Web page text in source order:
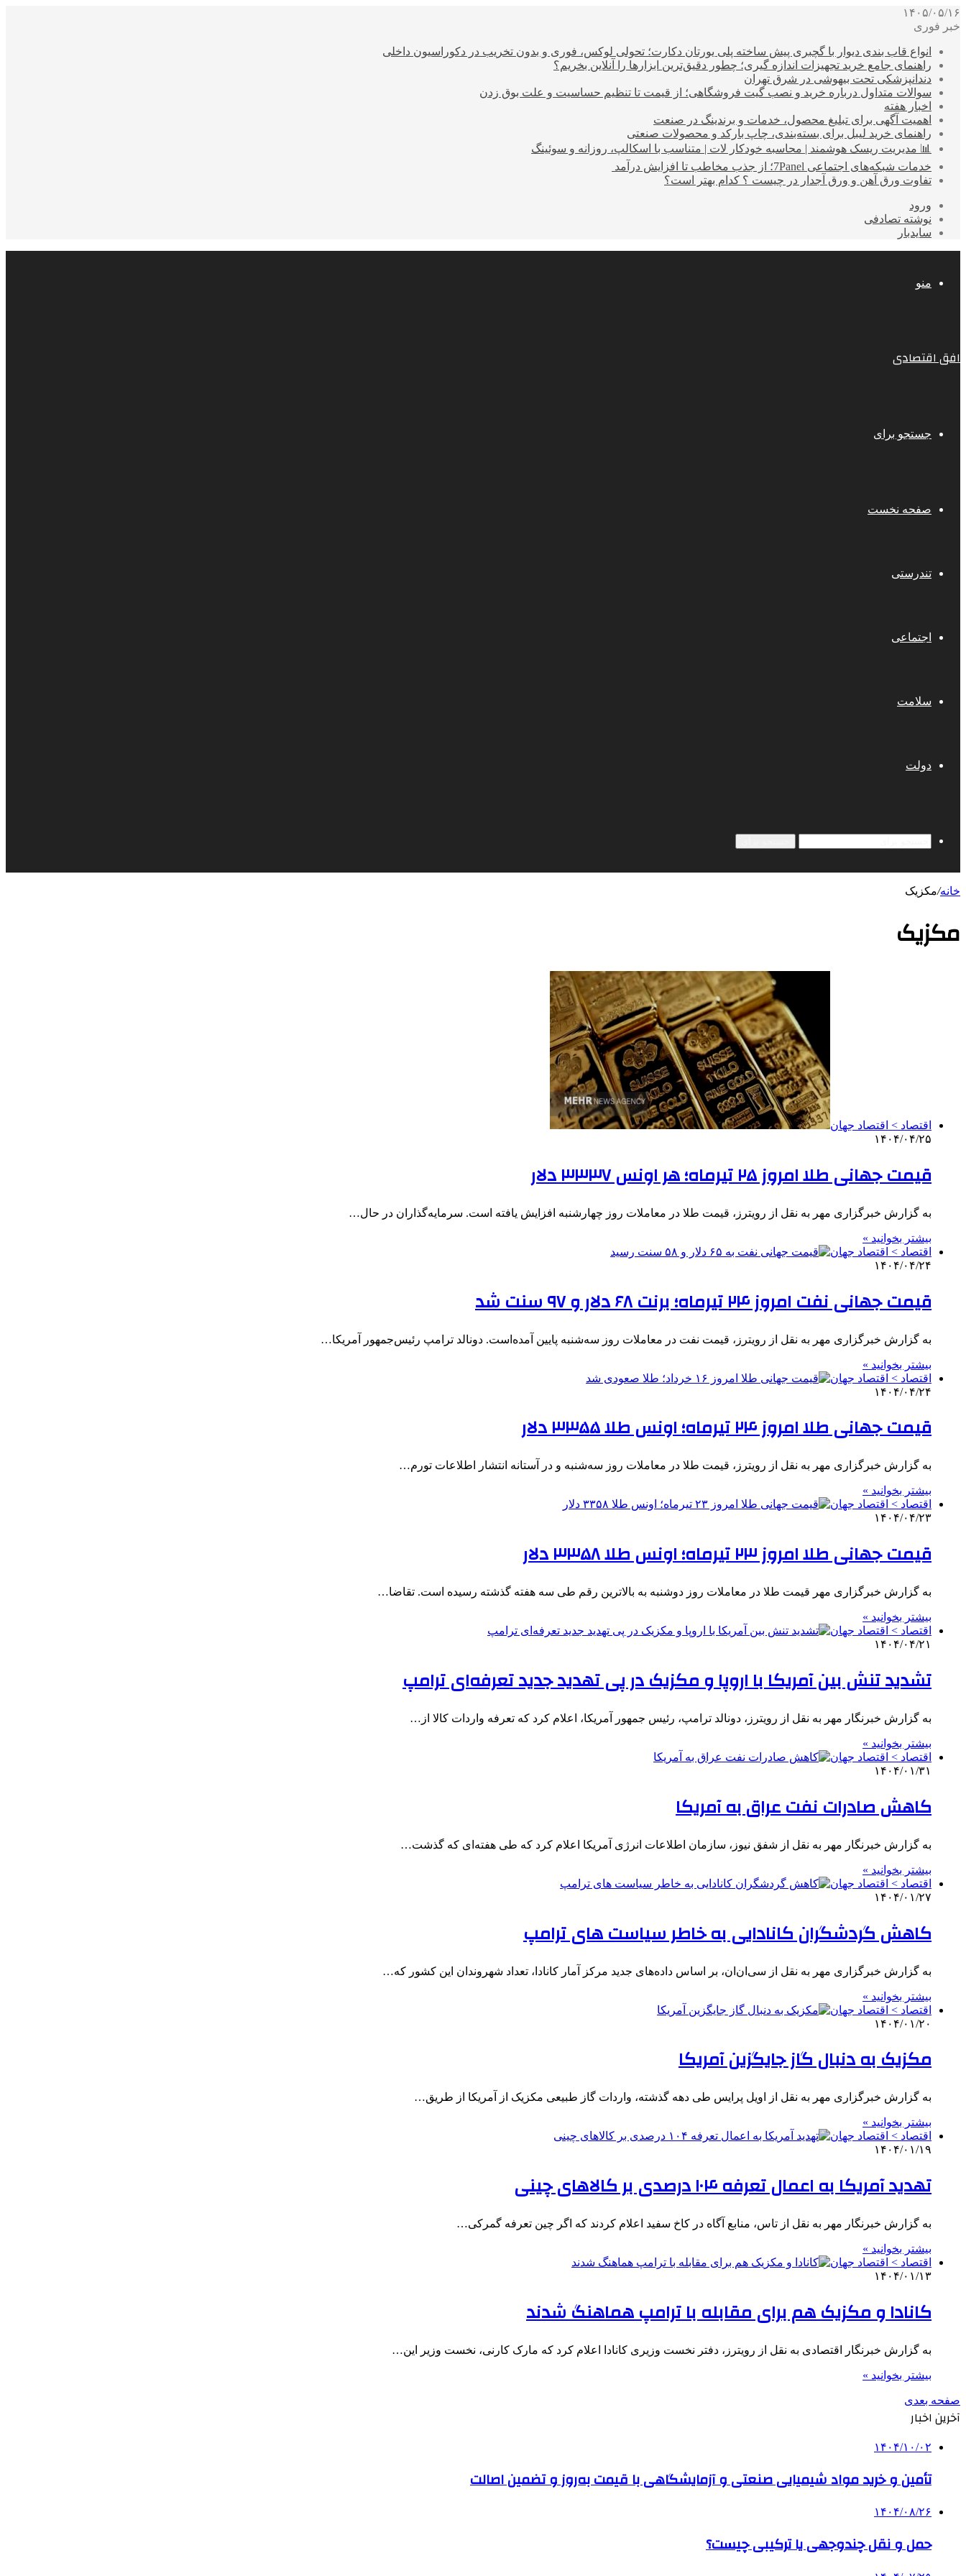
۱۴۰۵/۰۵/۱۶
خبر فوری
انواع قاب بندی دیوار با گچبری پیش ساخته پلی یورتان دکارت؛ تحولی لوکس، فوری و بدون تخریب در دکوراسیون داخلی
راهنمای جامع خرید تجهیزات اندازه گیری؛ چطور دقیق‌ترین ابزارها را آنلاین بخریم؟
دندانپزشکی تحت بیهوشی در شرق تهران
سوالات متداول درباره خرید و نصب گیت فروشگاهی؛ از قیمت تا تنظیم حساسیت و علت بوق زدن
اخبار هفته
اهمیت آگهی برای تبلیغ محصول، خدمات و برندینگ در صنعت
راهنمای خرید لیبل برای بسته‌بندی، چاپ بارکد و محصولات صنعتی
📊 مدیریت ریسک هوشمند | محاسبه خودکار لات | متناسب با اسکالپ، روزانه و سوئینگ
خدمات شبکه‌های اجتماعی 7Panel؛ از جذب مخاطب تا افزایش درآمد
تفاوت ورق آهن و ورق آجدار در چیست ؟ کدام بهتر است؟
ورود
نوشته تصادفی
سایدبار
منو
افق اقتصادی
جستجو برای
صفحه نخست
تندرستی
اجتماعی
سلامت
دولت
خانه/مکزیک
مکزیک
اقتصاد > اقتصاد جهان
۱۴۰۴/۰۴/۲۵
قیمت جهانی طلا امروز ۲۵ تیرماه؛ هر اونس ۳۳۳۷ دلار
به گزارش خبرگزاری مهر به نقل از رویترز، قیمت طلا در معاملات روز چهارشنبه افزایش یافته است. سرمایه‌گذاران در حال…
بیشتر بخوانید »
اقتصاد > اقتصاد جهان
۱۴۰۴/۰۴/۲۴
قیمت جهانی نفت امروز ۲۴ تیرماه؛ برنت ۶۸ دلار و ۹۷ سنت شد
به گزارش خبرگزاری مهر به نقل از رویترز، قیمت نفت در معاملات روز سه‌شنبه پایین آمده‌است. دونالد ترامپ رئیس‌جمهور آمریکا…
بیشتر بخوانید »
اقتصاد > اقتصاد جهان
۱۴۰۴/۰۴/۲۴
قیمت جهانی طلا امروز ۲۴ تیرماه؛ اونس طلا ۳۳۵۵ دلار
به گزارش خبرگزاری مهر به نقل از رویترز، قیمت طلا در معاملات روز سه‌شنبه و در آستانه انتشار اطلاعات تورم…
بیشتر بخوانید »
اقتصاد > اقتصاد جهان
۱۴۰۴/۰۴/۲۳
قیمت جهانی طلا امروز ۲۳ تیرماه؛ اونس طلا ۳۳۵۸ دلار
به گزارش خبرگزاری مهر قیمت طلا در معاملات روز دوشنبه به بالاترین رقم طی سه هفته گذشته رسیده است. تقاضا…
بیشتر بخوانید »
اقتصاد > اقتصاد جهان
۱۴۰۴/۰۴/۲۱
تشدید تنش بین آمریکا با اروپا و مکزیک در پی تهدید جدید تعرفه‌ای ترامپ
به گزارش خبرنگار مهر به نقل از رویترز، دونالد ترامپ، رئیس جمهور آمریکا، اعلام کرد که تعرفه واردات کالا از…
بیشتر بخوانید »
اقتصاد > اقتصاد جهان
۱۴۰۴/۰۱/۳۱
کاهش صادرات نفت عراق به آمریکا
به گزارش خبرنگار مهر به نقل از شفق نیوز، سازمان اطلاعات انرژی آمریکا اعلام کرد که طی هفته‌ای که گذشت…
بیشتر بخوانید »
اقتصاد > اقتصاد جهان
۱۴۰۴/۰۱/۲۷
کاهش گردشگران کانادایی به خاطر سیاست های ترامپ
به گزارش خبرگزاری مهر به نقل از سی‌ان‌ان، بر اساس داده‌های جدید مرکز آمار کانادا، تعداد شهروندان این کشور که…
بیشتر بخوانید »
اقتصاد > اقتصاد جهان
۱۴۰۴/۰۱/۲۰
مکزیک به دنبال گاز جایگزین آمریکا
به گزارش خبرگزاری مهر به نقل از اویل پرایس طی دهه گذشته، واردات گاز طبیعی مکزیک از آمریکا از طریق…
بیشتر بخوانید »
اقتصاد > اقتصاد جهان
۱۴۰۴/۰۱/۱۹
تهدید آمریکا به اعمال تعرفه ۱۰۴ درصدی بر کالاهای چینی
به گزارش خبرنگار مهر به نقل از تاس، منابع آگاه در کاخ سفید اعلام کردند که اگر چین تعرفه گمرکی…
بیشتر بخوانید »
اقتصاد > اقتصاد جهان
۱۴۰۴/۰۱/۱۳
کانادا و مکزیک هم برای مقابله با ترامپ هماهنگ شدند
به گزارش خبرنگار اقتصادی به نقل از رویترز، دفتر نخست وزیری کانادا اعلام کرد که مارک کارنی، نخست وزیر این…
بیشتر بخوانید »
صفحه بعدی
آخرین اخبار
۱۴۰۴/۱۰/۰۲
تأمین و خرید مواد شیمیایی صنعتی و آزمایشگاهی با قیمت به‌روز و تضمین اصالت
۱۴۰۴/۰۸/۲۶
حمل و نقل چندوجهی یا ترکیبی چیست؟